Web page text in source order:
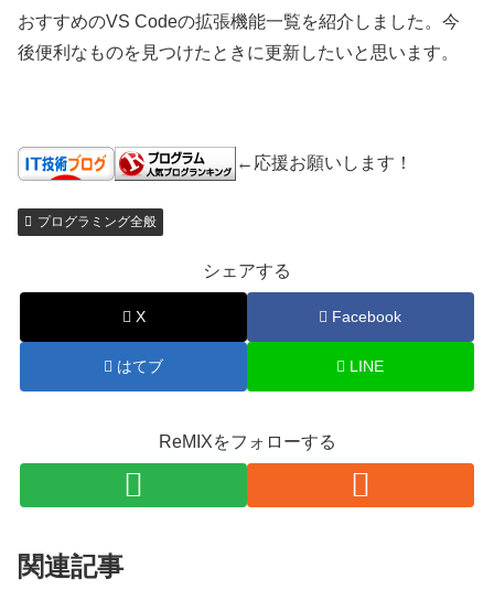
おすすめのVS Codeの拡張機能一覧を紹介しました。今
後便利なものを見つけたときに更新したいと思います。
←応援お願いします！
プログラミング全般
シェアする
X Facebook
はてブ LINE
ReMIXをフォローする
関連記事